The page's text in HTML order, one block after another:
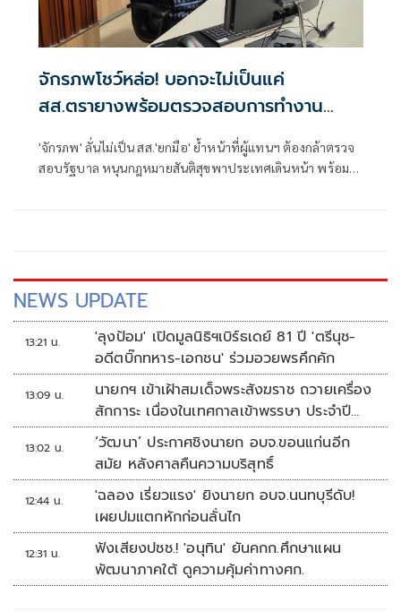
จักรภพโชว์หล่อ! บอกจะไม่เป็นแค่
สส.ตรายางพร้อมตรวจสอบการทำงาน
รัฐบาลด้วย
'จักรภพ' ลั่นไม่เป็น สส.'ยกมือ' ย้ำหน้าที่ผู้แทนฯ ต้องกล้าตรวจ
สอบรัฐบาล หนุนกฎหมายสันติสุขพาประเทศเดินหน้า พร้อมชี้
NEWS UPDATE
13:21 น.
'ลุงป้อม' เปิดมูลนิธิฯเบิร์ธเดย์ 81 ปี 'ตรีนุช-
อดีตบิ๊กทหาร-เอกชน' ร่วมอวยพรคึกคัก
13:09 น.
นายกฯ เข้าเฝ้าสมเด็จพระสังฆราช ถวายเครื่อง
สักการะ เนื่องในเทศกาลเข้าพรรษา ประจำปี
2569
13:02 น.
‘วัฒนา’ ประกาศชิงนายก อบจ.ขอนแก่นอีก
สมัย หลังศาลคืนความบริสุทธิ์
12:44 น.
'ฉลอง เรี่ยวแรง' ยิงนายก อบจ.นนทบุรีดับ!
เผยปมแตกหักก่อนลั่นไก
12:31 น.
ฟังเสียงปชช.! 'อนุทิน' ยันคกก.ศึกษาแผน
พัฒนาภาคใต้ ดูความคุ้มค่าทางศก.